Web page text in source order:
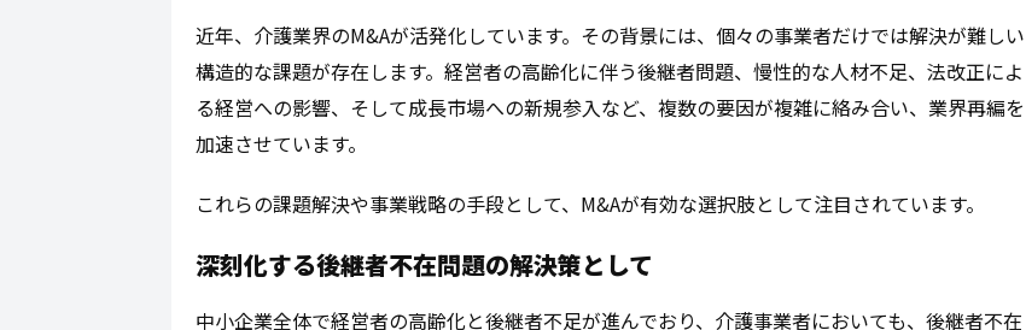
近年、介護業界のM&Aが活発化しています。その背景には、個々の事業者だけでは解決が難しい
構造的な課題が存在します。経営者の高齢化に伴う後継者問題、慢性的な人材不足、法改正によ
る経営への影響、そして成長市場への新規参入など、複数の要因が複雑に絡み合い、業界再編を
加速させています。
これらの課題解決や事業戦略の手段として、M&Aが有効な選択肢として注目されています。
深刻化する後継者不在問題の解決策として
中小企業全体で経営者の高齢化と後継者不足が進んでおり、介護事業者においても、後継者不在